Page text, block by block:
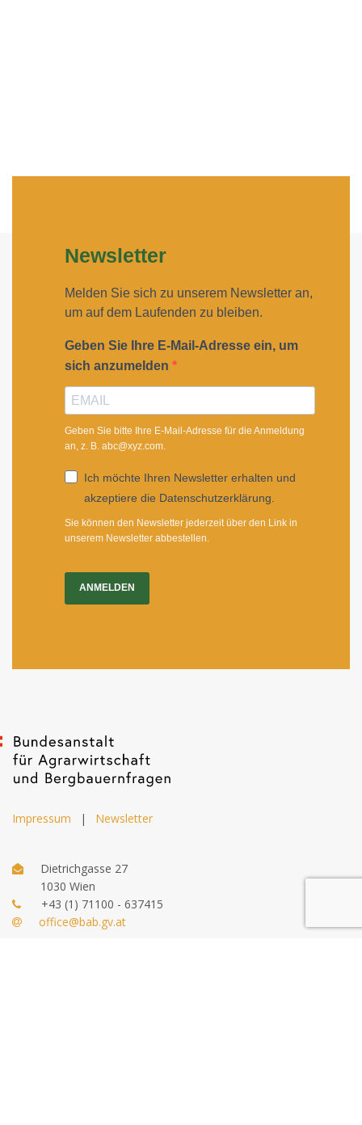
Newsletter
Melden Sie sich zu unserem Newsletter an,
um auf dem Laufenden zu bleiben.
Geben Sie Ihre E-Mail-Adresse ein, um
sich anzumelden
Geben Sie bitte Ihre E-Mail-Adresse für die Anmeldung
an, z. B. abc@xyz.com.
Ich möchte Ihren Newsletter erhalten und
akzeptiere die Datenschutzerklärung.
Sie können den Newsletter jederzeit über den Link in
unserem Newsletter abbestellen.
ANMELDEN
Impressum | Newsletter
Dietrichgasse 27
1030 Wien
+43 (1) 71100 - 637415
office@bab.gv.at